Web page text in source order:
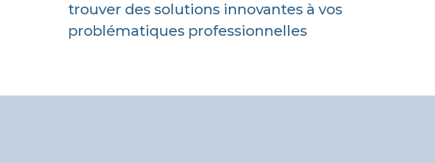
trouver des solutions innovantes à vos
problématiques professionnelles